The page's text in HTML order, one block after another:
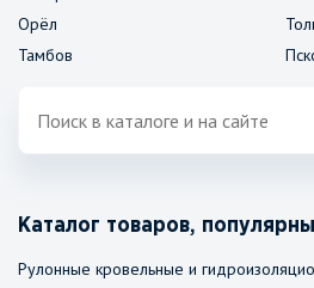
Орёл
Тамбов
Каталог товаров,
Рулонные кровельные и